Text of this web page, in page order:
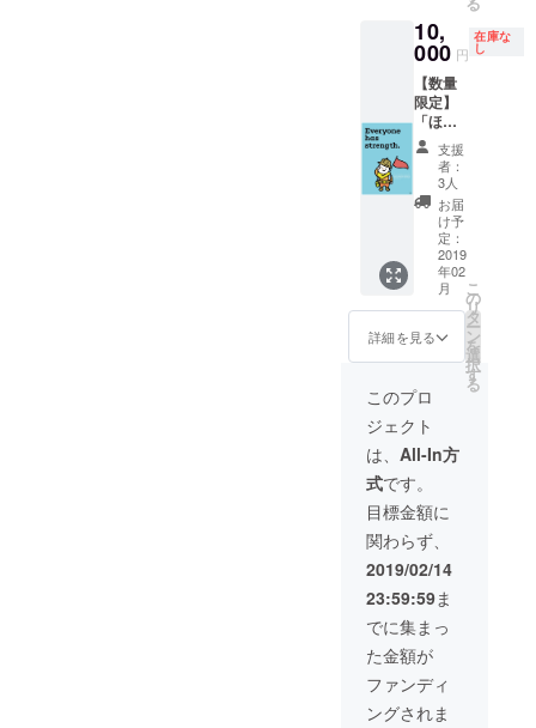
※うち1
種類
は、
¥3,000
のリ
ターン
用ポス
ターが
含まれ
ます。
き、
1500円
を予定
してい
ます。
10,
000 円
在庫な
し
【数量
限定】
「ほめ
かる
た」×5
セット
＋感謝
メール
（心を
込めて
お送り
しま
す。）
＋ポス
ター3種
類(A)
(B)(C)
※A2サ
イズ ※
商品の
定価は1
セット
につ
き、
1500円
を予定
してい
ます。
※ポス
ターの
デザイ
ンはこ
ちらで
選ばせ
支援
者：
3人
お届
け予
定：
2019
年02
月
詳細を見る
こ
の
リ
タ
ー
ン
を
選
択
す
る
このプロ
ジェクト
は、 All-In方
式です。
目標金額に
関わらず、
2019/02/14
23:59:59ま
でに集まっ
た金額が
ファンディ
ングされま